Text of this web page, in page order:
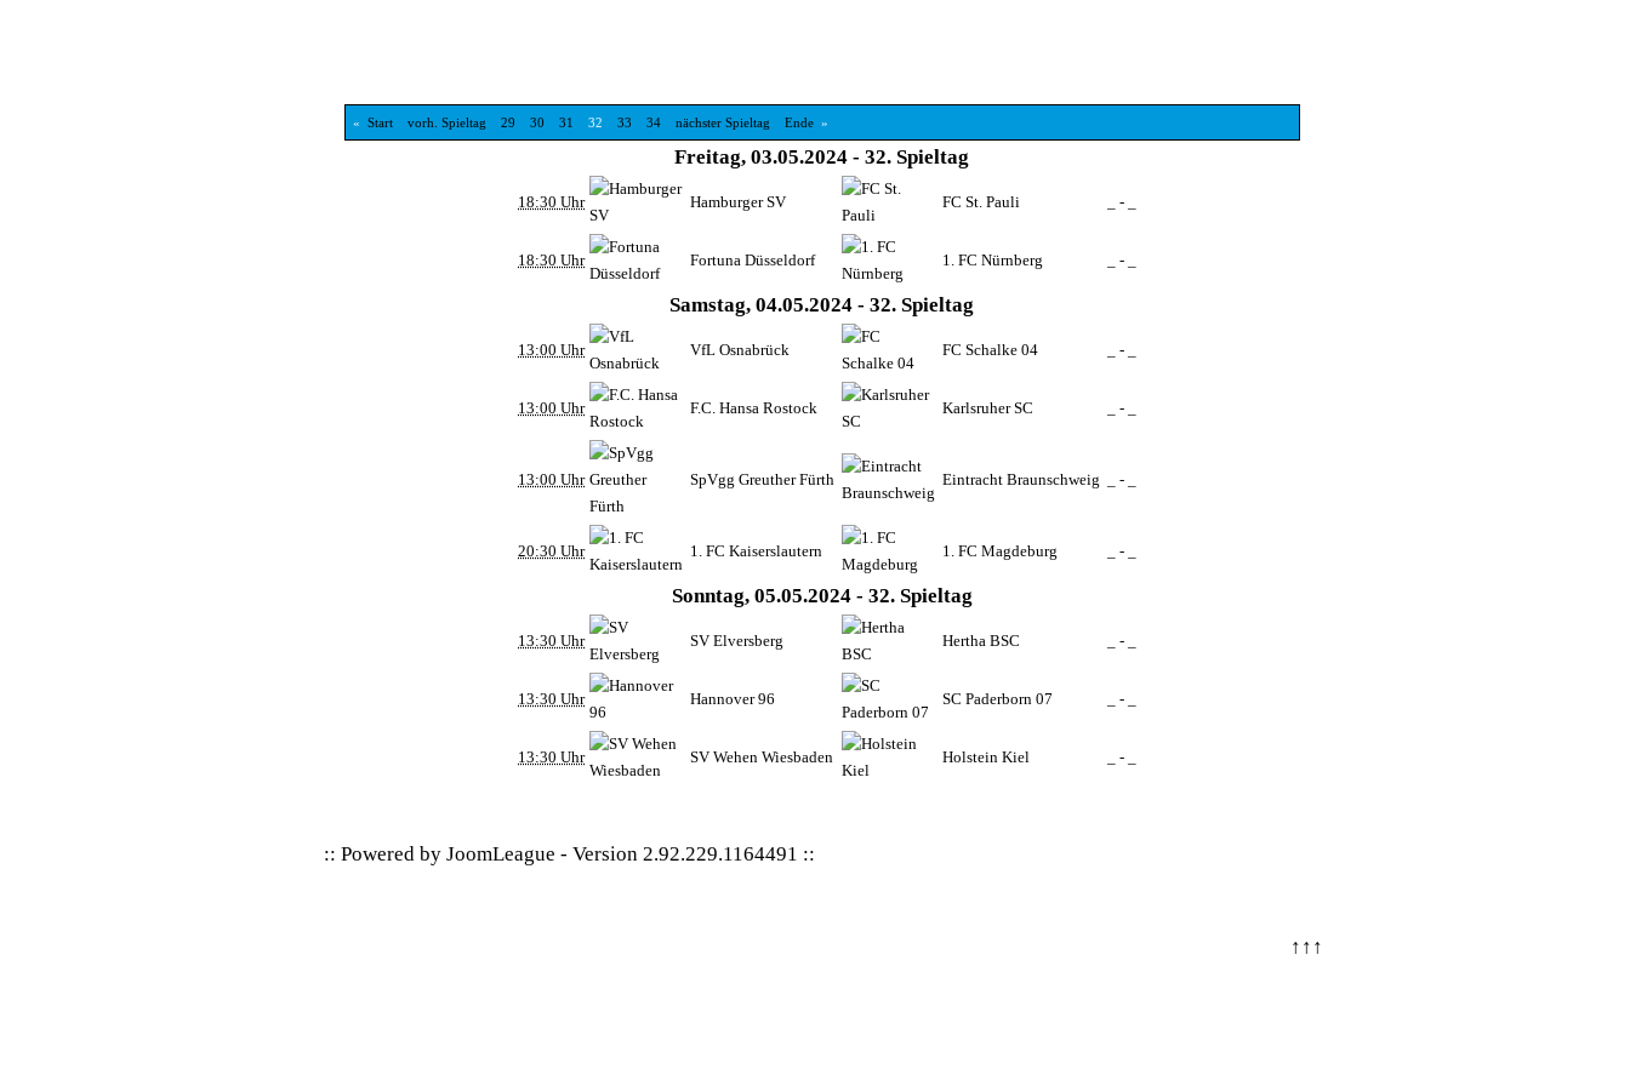
« Start vorh. Spieltag 29 30 31 32 33 34 nächster Spieltag Ende»
Freitag, 03.05.2024 - 32. Spieltag
18:30 Uhr Hamburger SV FC St. Pauli _ - _
18:30 Uhr Fortuna Düsseldorf 1. FC Nürnberg _ - _
Samstag, 04.05.2024 - 32. Spieltag
13:00 Uhr VfL Osnabrück FC Schalke 04 _ - _
13:00 Uhr F.C. Hansa Rostock Karlsruher SC _ - _
13:00 Uhr SpVgg Greuther Fürth Eintracht Braunschweig _ - _
20:30 Uhr 1. FC Kaiserslautern 1. FC Magdeburg _ - _
Sonntag, 05.05.2024 - 32. Spieltag
13:30 Uhr SV Elversberg Hertha BSC _ - _
13:30 Uhr Hannover 96 SC Paderborn 07 _ - _
13:30 Uhr SV Wehen Wiesbaden Holstein Kiel _ - _
:: Powered byJoomLeague -Version 2.92.229.1164491 ::
↑↑↑